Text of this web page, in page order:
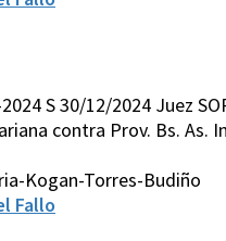
S 30/12/2024 Juez
contra Prov. Bs.
Kogan-Torres-Budiño
Fallo